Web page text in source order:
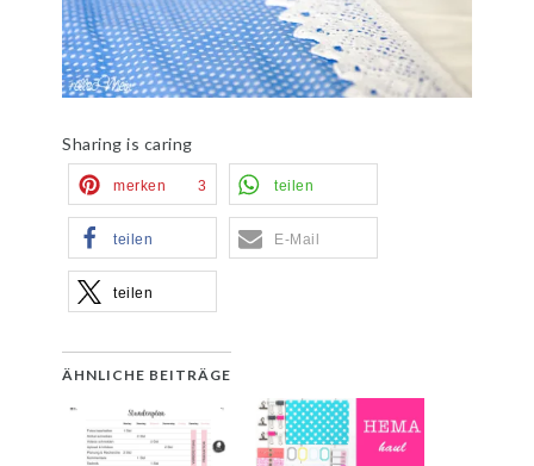
Sharing is caring
merken 3 teilen
teilen E-Mail
teilen
ÄHNLICHE BEITRÄGE